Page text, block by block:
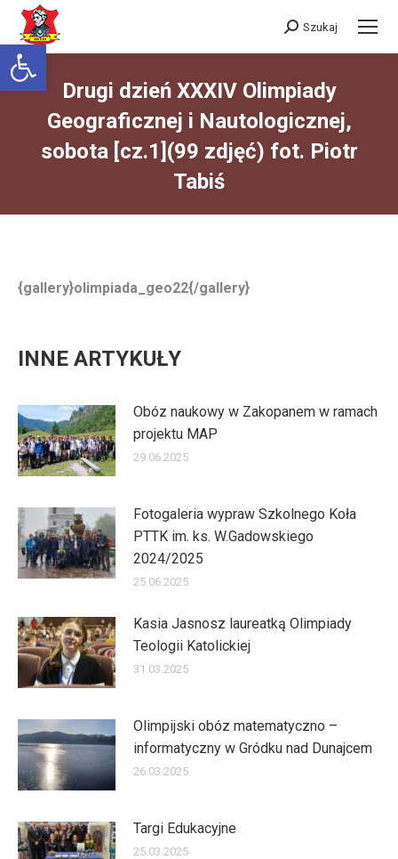
Otwórz pasek narzędzi
Szukaj:
Szukaj
Drugi dzień XXXIV Olimpiady
Geograficznej i Nautologicznej,
sobota [cz.1](99 zdjęć) fot. Piotr
Tabiś
{gallery}olimpiada_geo22{/gallery}
INNE ARTYKUŁY
Obóz naukowy w Zakopanem w ramach
projektu MAP
29.06.2025
Fotogaleria wypraw Szkolnego Koła
PTTK im. ks. W.Gadowskiego
2024/2025
25.06.2025
Kasia Jasnosz laureatką Olimpiady
Teologii Katolickiej
31.03.2025
Olimpijski obóz matematyczno –
informatyczny w Gródku nad Dunajcem
26.03.2025
Targi Edukacyjne
25.03.2025